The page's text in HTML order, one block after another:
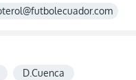
D.Cuenca